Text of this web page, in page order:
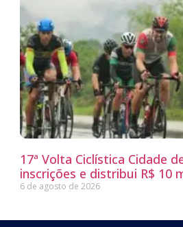
17ª Volta Ciclística Cidade
inscrições e distribui R$ 10
6 de agosto de 2026